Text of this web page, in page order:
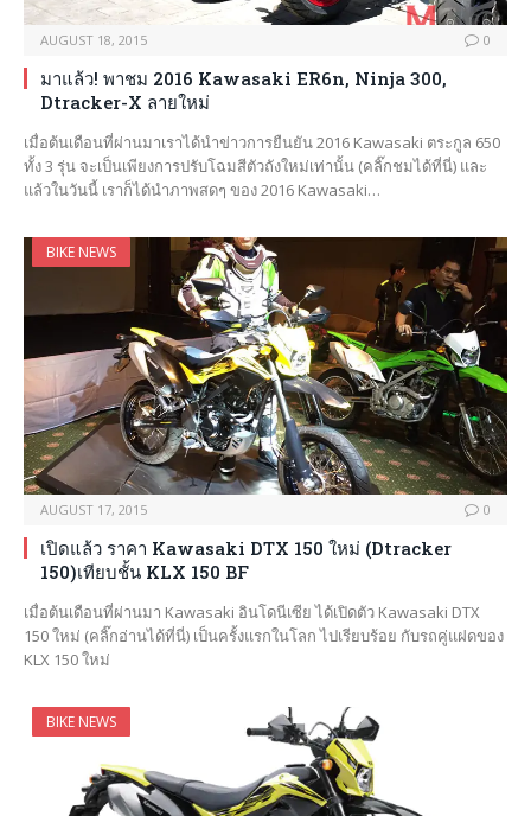
AUGUST 18, 2015 0
มาแล้ว! พาชม 2016 Kawasaki ER6n, Ninja 300,
Dtracker-X ลายใหม่
เมื่อต้นเดือนที่ผ่านมาเราได้นำข่าวการยืนยัน 2016 Kawasaki ตระกูล 650
ทั้ง 3 รุ่น จะเป็นเพียงการปรับโฉมสีตัวถังใหม่เท่านั้น (คลิ๊กชมได้ที่นี่) และ
แล้วในวันนี้ เราก็ได้นำภาพสดๆ ของ 2016 Kawasaki…
BIKE NEWS
AUGUST 17, 2015 0
เปิดแล้ว ราคา Kawasaki DTX 150 ใหม่ (Dtracker
150)เทียบชั้น KLX 150 BF
เมื่อต้นเดือนที่ผ่านมา Kawasaki อินโดนีเซีย ได้เปิดตัว Kawasaki DTX
150 ใหม่ (คลิ๊กอ่านได้ที่นี่) เป็นครั้งแรกในโลก ไปเรียบร้อย กับรถคู่แฝดของ
KLX 150 ใหม่
BIKE NEWS